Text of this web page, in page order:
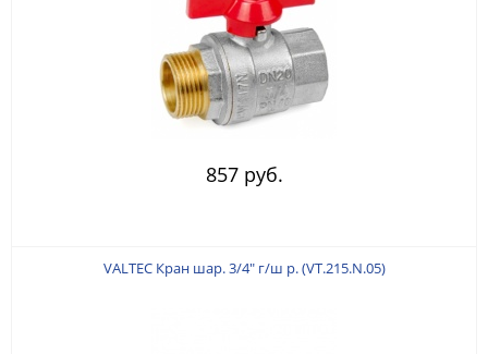
857 руб.
VALTEC Кран шар. 3/4" г/ш р. (VT.215.N.05)